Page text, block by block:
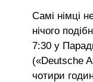
Самі німці
нічого
7:30 у
(«Deutsche
чотири